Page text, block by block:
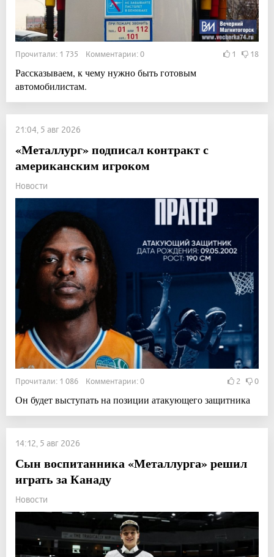
Прочитали: 1 735 Комментарии: 0 1 18
Рассказываем, к чему нужно быть готовым
автомобилистам.
21:04, 5 авг 2026
«Металлург» подписал контракт с
американским игроком
Новости
Прочитали: 1 086 Комментарии: 0 2 0
Он будет выступать на позиции атакующего защитника
14:12, 5 авг 2026
Сын воспитанника «Металлурга» решил
играть за Канаду
Новости